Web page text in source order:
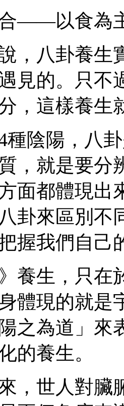
——以食為
八卦養生
見的。只不
，這樣養生
陽，八卦
，就是要分
面都體現出
卦來區別不
握我們自己
生，只在
身體現的就
之為道」來
的養生。
世人對臟